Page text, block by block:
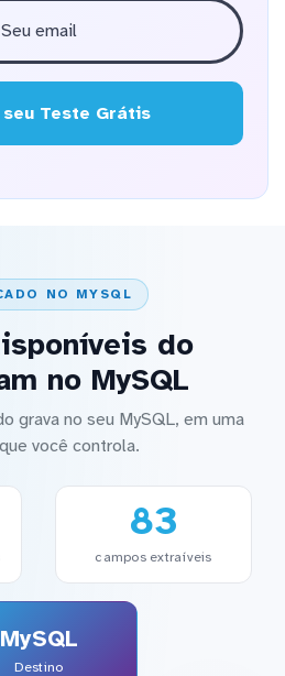
seu Teste Grátis
NO MYSQL
do
no MySQL
grava no seu MySQL, em uma
você controla.
83
campos extraíveis
MySQL
Destino